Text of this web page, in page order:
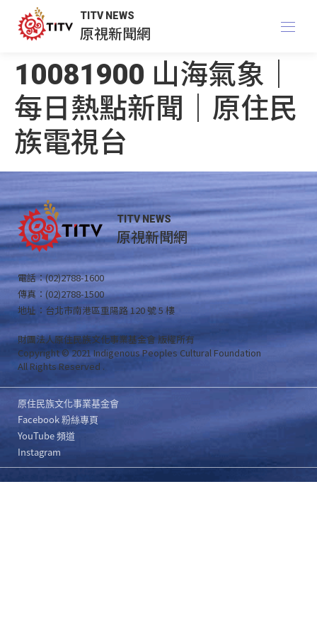
TITV NEWS
原視新聞網
10081900 山海氣象｜
每日熱點新聞｜原住民
族電視台
TITV NEWS
原視新聞網
電話：(02)2788-1600
傳真：(02)2788-1500
地址：台北市南港區重陽路 120 號 5 樓
財團法人原住民族文化事業基金會 版權所有
Copyright © 2021 Indigenous Peoples Cultural Foundation
All Rights Reserved .
原住民族文化事業基金會
Facebook 粉絲專頁
YouTube 頻道
Instagram